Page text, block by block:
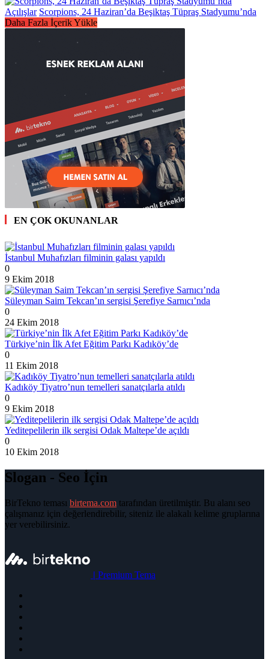
Açılışlar Scorpions, 24 Haziran’da Beşiktaş Tüpraş Stadyumu’nda
Daha Fazla İçerik Yükle
EN ÇOK OKUNANLAR
İstanbul Muhafızları filminin galası yapıldı
0
9 Ekim 2018
Süleyman Saim Tekcan’ın sergisi Şerefiye Sarnıcı’nda
0
24 Ekim 2018
Türkiye’nin İlk Afet Eğitim Parkı Kadıköy’de
0
11 Ekim 2018
Kadıköy Tiyatro’nun temelleri sanatçılarla atıldı
0
9 Ekim 2018
Yeditepelilerin ilk sergisi Odak Maltepe’de açıldı
0
10 Ekim 2018
Slogan - Seo İçin
BirTekno teması birtema.com tarafından üretilmiştir. Bu alanı seo
çalışmanız için değerlendirebilir, siteniz ile alakalı kelime gruplarına
yer verebilirsiniz.
| Premium Tema